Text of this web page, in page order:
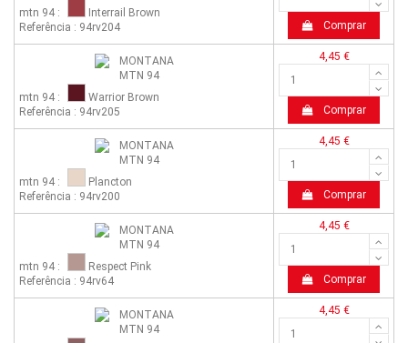
mtn 94 :
Interrail Brown
Referência : 94rv204
Comprar
mtn 94 :
Warrior Brown
Referência : 94rv205
4,45 €
Comprar
mtn 94 :
Plancton
Referência : 94rv200
4,45 €
Comprar
mtn 94 :
Respect Pink
Referência : 94rv64
4,45 €
Comprar
4,45 €